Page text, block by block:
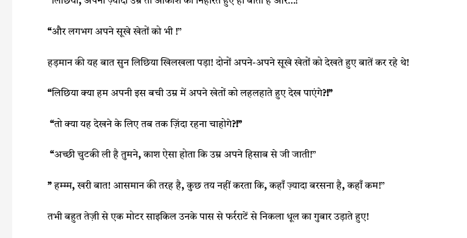
“और लगभग अपने सूखे खेतों को भी !”
हड़मान की यह बात सुन लिछिया खिलखला पड़ा! दोनों अपने-अपने सूखे खेतों को देखते हुए बातें कर रहे थे!
“लिछिया क्या हम अपनी इस बची उम्र में अपने खेतों को लहलहाते हुए देख पाएंगे?!”
“तो क्या यह देखने के लिए तब तक ज़िंदा रहना चाहोगे?!”
“अच्छी चुटकी ली है तुमने,काश ऐसा होता कि उम्र अपने हिसाब से जी जाती!”
”हम्म्म,खरी बात! आसमान की तरह है,कुछ तय नहीं करता कि,कहाँ ज़्यादा बरसना है,कहाँ कम!”
तभी बहुत तेज़ी से एक मोटर साइकिल उनके पास से फर्रराटें से निकला धूल का गुबार उड़ाते हुए!